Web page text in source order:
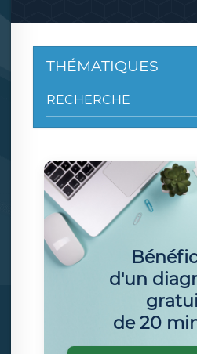
THÉMATIQUES
d'un
de 20